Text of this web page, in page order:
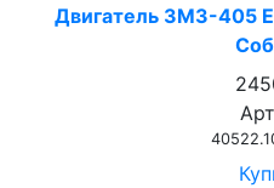
Двигатель ЗМЗ-405